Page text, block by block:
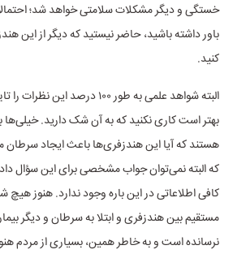
خستگی و دیگر مشکلات سلامتی خواهد شد؛
باور داشته باشید، حاضر نیستید که دیگر از این
کنید.
البته شواهد علمی به طور ۱۰۰ درصد
بهتر است کاری نکنید که به آن شک دارید. خیلی‌ها
هستند که آیا این هندزفری‌ها باعث ایجاد سرطان
که البته نمی‌توان جواب مشخصی برای این سؤال داد،
کافی اطلاعاتی در این باره وجود ندارد. هنوز هیچ
مستقیم بین هندزفری و ابتلا به سرطان و دیگر
نرسانده است و به خاطر همین، بسیاری از مردم